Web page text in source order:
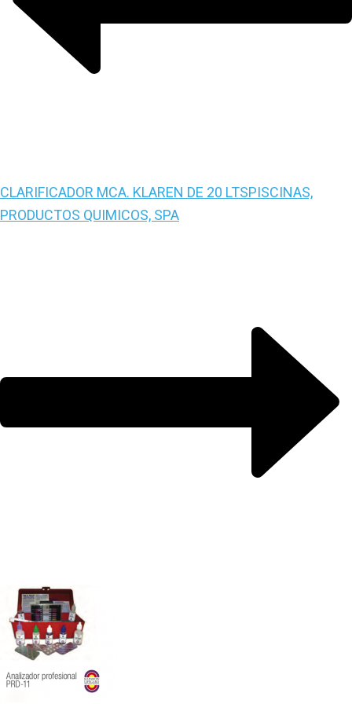
CLARIFICADOR MCA. KLAREN DE 20 LTSPISCINAS,
PRODUCTOS QUIMICOS, SPA